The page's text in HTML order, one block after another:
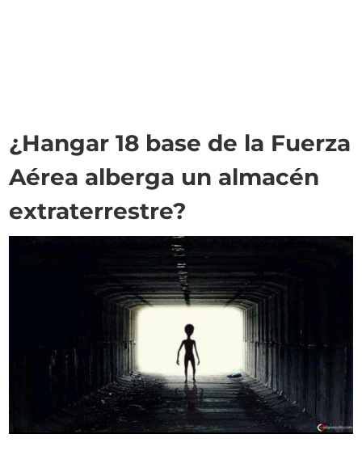
¿Hangar 18 base de la Fuerza
Aérea alberga un almacén
extraterrestre?